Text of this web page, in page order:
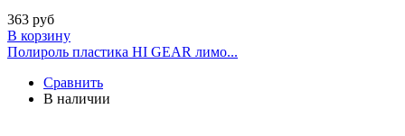
363 руб
В корзину
Полироль пластика HI GEAR лимо...
Сравнить
В наличии